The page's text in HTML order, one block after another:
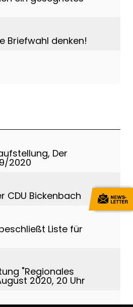
Briefwahl denken!
Der
2020
CDU Bickenbach
Liste für
"Regionales
2020, 20 Uhr